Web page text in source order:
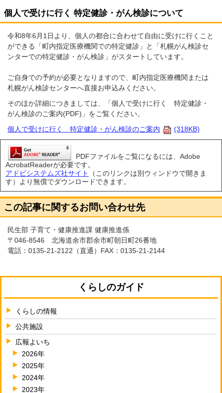
個人で受けに行く 特定健診・がん検診について
令和8年6月1日より、個人の都合に合わせて自由に受けに行くこと
ができる「町内指定医療機関での特定健診」と「札幌がん検診セ
ンターでの特定健診・がん検診」がスタートしています。
ご自身での予約が必要となりますので、町内指定医療機関または
札幌がん検診センターへ直接お申込みください。
そのほか詳細につきましては、「個人で受けに行く 特定健診・
がん検診のご案内(PDF)」をご覧ください。
個人で受けに行く 特定健診・がん検診のご案内
(318KB)
PDFファイルをご覧になるには、Adobe
AcrobatReaderが必要です。
アドビシステムズ社サイト
（このリンクは別ウィンドウで開きま
す）より無償でダウンロードできます。
この記事に関するお問い合わせ先
民生部 子育て・健康推進課 健康推進係
〒046-8546 北海道余市郡余市町朝日町26番地
電話： 0135-21-2122 （直通）FAX：0135-21-2144
くらしのガイド
くらしの情報
公共施設
広報よいち
2026年
2025年
2024年
2023年